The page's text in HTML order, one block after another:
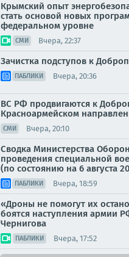
Крымский опыт
стать основой новых
федеральном уровне
СМИ Вчера, 22:37
Зачистка подступов к
ПАБЛИКИ Вчера, 20:36
ВС РФ продвигаются к
Красноармейском
СМИ Вчера, 20:10
Сводка Министерства
проведения специальной
(по состоянию на 6 августа
ПАБЛИКИ Вчера, 18:59
«Дроны не помогут их
боятся наступления армии
Чернигова
ПАБЛИКИ Вчера, 17:52